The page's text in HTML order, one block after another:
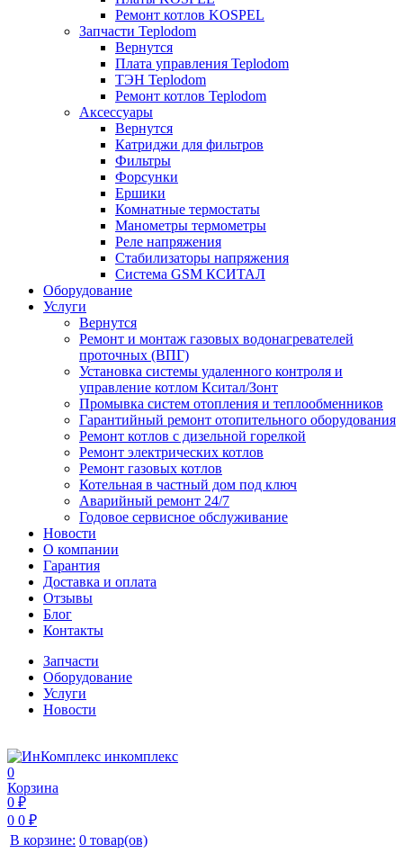
Ремонт котлов KOSPEL
Запчасти Teplodom
Вернутся
Плата управления Teplodom
ТЭН Teplodom
Ремонт котлов Teplodom
Аксессуары
Вернутся
Катриджи для фильтров
Фильтры
Форсунки
Ершики
Комнатные термостаты
Манометры термометры
Реле напряжения
Стабилизаторы напряжения
Система GSM КСИТАЛ
Оборудование
Услуги
Вернутся
Ремонт и монтаж газовых водонагревателей
проточных (ВПГ)
Установка системы удаленного контроля и
управление котлом Кситал/Зонт
Промывка систем отопления и теплообменников
Гарантийный ремонт отопительного оборудования
Ремонт котлов с дизельной горелкой
Ремонт электрических котлов
Ремонт газовых котлов
Котельная в частный дом под ключ
Аварийный ремонт 24/7
Годовое сервисное обслуживание
Новости
О компании
Гарантия
Доставка и оплата
Отзывы
Блог
Контакты
Запчасти
Оборудование
Услуги
Новости
инкомплекс
0
Корзина
0 ₽
0 0 ₽
В корзине: 0 товар(ов)